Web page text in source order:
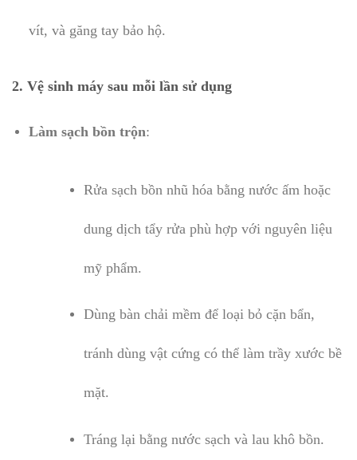
vít, và găng tay bảo hộ.
2. Vệ sinh máy sau mỗi lần sử dụng
Làm sạch bồn trộn:
Rửa sạch bồn nhũ hóa bằng nước ấm hoặc
dung dịch tẩy rửa phù hợp với nguyên liệu
mỹ phẩm.
Dùng bàn chải mềm để loại bỏ cặn bẩn,
tránh dùng vật cứng có thể làm trầy xước bề
mặt.
Tráng lại bằng nước sạch và lau khô bồn.